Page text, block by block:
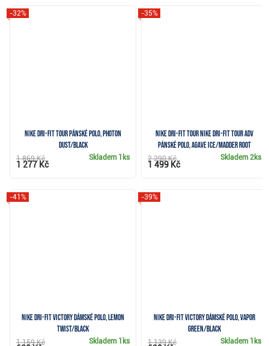
Nike Dri-Fit Tour pánské polo, photon
dust/black
-32%
Skladem 1ks
1 869 Kč
1 277 Kč
Nike Dri-Fit Tour Nike Dri-Fit Tour ADV
pánské polo, agave ice/madder root
-35%
Skladem 2ks
2 290 Kč
1 499 Kč
Nike Dri-FIT Victory dámské polo, lemon
twist/black
-41%
Skladem 1ks
1 159 Kč
Nike Dri-FIT Victory dámské polo, vapor
green/black
-39%
Skladem 1ks
1 139 Kč